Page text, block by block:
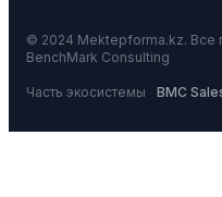
© 2024 Mektepforma.kz. Все
BenchMark Consulting
Часть экосистемы BMC